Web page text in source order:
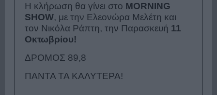
Η κλήρωση θα γίνει στο MORNING
SHOW, με την Ελεονώρα Μελέτη και
τον Νικόλα Ράπτη, την Παρασκευή 11
Οκτωβρίου!
ΔΡΟΜΟΣ 89,8
ΠΑΝΤΑ ΤΑ ΚΑΛΥΤΕΡΑ!